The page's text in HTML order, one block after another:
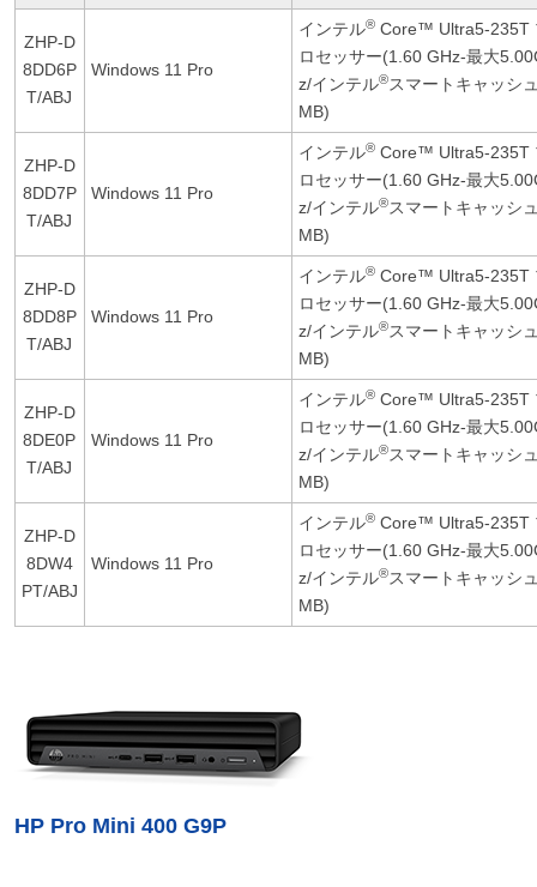
ZHP-D
8DD6P
T/ABJ
Windows 11 Pro
インテル®Core™ Ultra5-235T
ロセッサー(1.60 GHz-最大
z/インテル®スマートキャッシ
MB)
ZHP-D
8DD7P
T/ABJ
Windows 11 Pro
インテル®Core™ Ultra5-235T
ロセッサー(1.60 GHz-最大
z/インテル®スマートキャッシ
MB)
ZHP-D
8DD8P
T/ABJ
Windows 11 Pro
インテル®Core™ Ultra5-235T
ロセッサー(1.60 GHz-最大
z/インテル®スマートキャッシ
MB)
ZHP-D
8DE0P
T/ABJ
Windows 11 Pro
インテル®Core™ Ultra5-235T
ロセッサー(1.60 GHz-最大
z/インテル®スマートキャッシ
MB)
ZHP-D
8DW4
PT/ABJ
Windows 11 Pro
インテル®Core™ Ultra5-235T
ロセッサー(1.60 GHz-最大
z/インテル®スマートキャッシ
MB)
HP Pro Mini 400 G9P